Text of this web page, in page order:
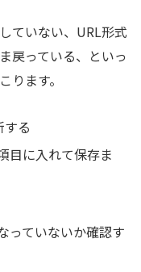
ていない、URL形式
戻っている、といっ
ります。
る
目に入れて保存ま
っていないか確認す